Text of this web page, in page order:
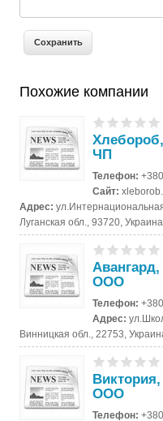
Похожие компании
ЧП
Телефон:
Сайт:
Адрес:
Луганская обл., 93720, Украина
Авангард,
ООО
Телефон:
Адрес:
Винницкая обл., 22753,
ООО
Телефон: